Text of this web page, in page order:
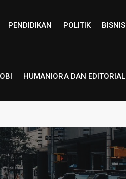
PENDIDIKAN POLITIK BISNIS
HUMANIORA DAN EDITORIAL